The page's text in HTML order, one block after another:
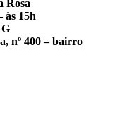
Rosa
às 15h
nº 400 – bairro